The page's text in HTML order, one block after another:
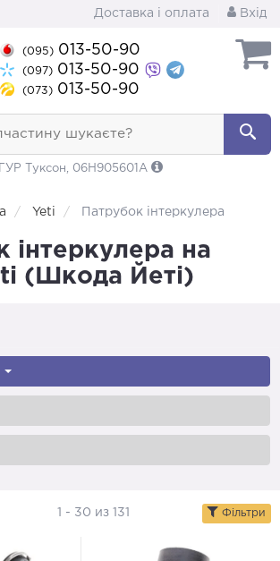
Доставка і оплата Вхід
(095) 013-50-90
(097) 013-50-90
(073) 013-50-90
шукаєте?
Туксон, 06H905601A
Yeti Патрубок інтеркулера
інтеркулера на
(Шкода Йеті)
1 - 30 из 131 Фільтри